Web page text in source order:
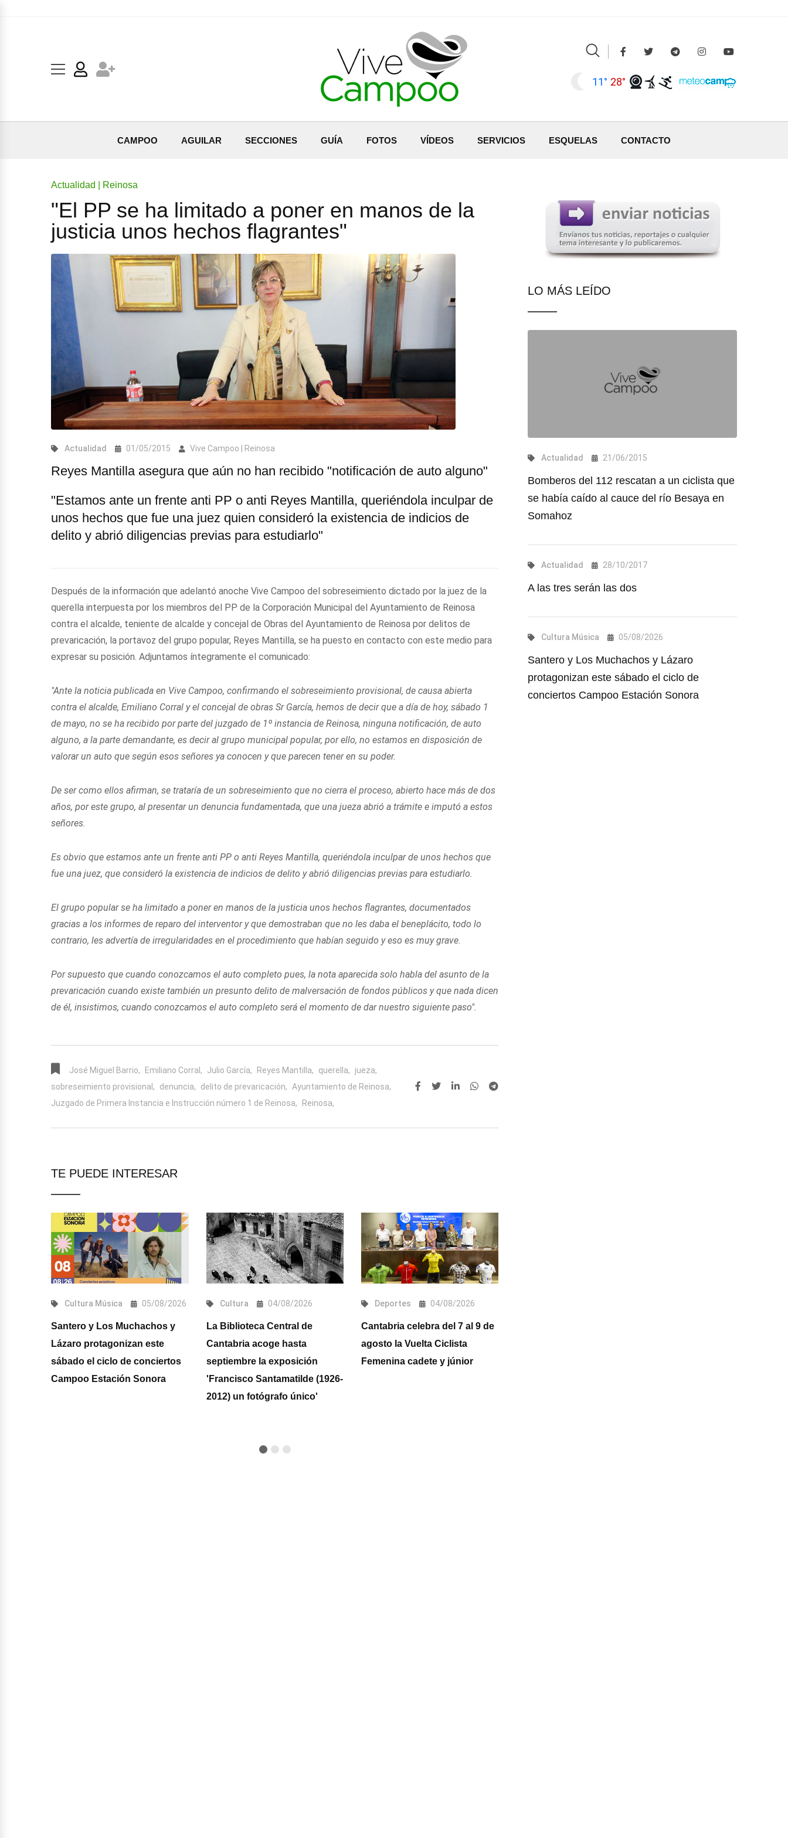
11° 28°
CAMPOO AGUILAR SECCIONES GUÍA FOTOS VÍDEOS SERVICIOS ESQUELAS CONTACTO
Actualidad | Reinosa
"El PP se ha limitado a poner en manos de la
justicia unos hechos flagrantes"
Actualidad 01/05/2015 Vive Campoo | Reinosa
Reyes Mantilla asegura que aún no han recibido "notificación de auto alguno"
"Estamos ante un frente anti PP o anti Reyes Mantilla, queriéndola inculpar de
unos hechos que fue una juez quien consideró la existencia de indicios de
delito y abrió diligencias previas para estudiarlo"
Después de la información que adelantó anoche Vive Campoo del sobreseimiento dictado por la juez de la
querella interpuesta por los miembros del PP de la Corporación Municipal del Ayuntamiento de Reinosa
contra el alcalde, teniente de alcalde y concejal de Obras del Ayuntamiento de Reinosa por delitos de
prevaricación, la portavoz del grupo popular, Reyes Mantilla, se ha puesto en contacto con este medio para
expresar su posición. Adjuntamos íntegramente el comunicado:
"Ante la noticia publicada en Vive Campoo, confirmando el sobreseimiento provisional, de causa abierta
contra el alcalde, Emiliano Corral y el concejal de obras Sr García, hemos de decir que a día de hoy, sábado 1
de mayo, no se ha recibido por parte del juzgado de 1º instancia de Reinosa, ninguna notificación, de auto
alguno, a la parte demandante, es decir al grupo municipal popular, por ello, no estamos en disposición de
valorar un auto que según esos señores ya conocen y que parecen tener en su poder.
De ser como ellos afirman, se trataría de un sobreseimiento que no cierra el proceso, abierto hace más de dos
años, por este grupo, al presentar un denuncia fundamentada, que una jueza abrió a trámite e imputó a estos
señores.
Es obvio que estamos ante un frente anti PP o anti Reyes Mantilla, queriéndola inculpar de unos hechos que
fue una juez, que consideró la existencia de indicios de delito y abrió diligencias previas para estudiarlo.
El grupo popular se ha limitado a poner en manos de la justicia unos hechos flagrantes, documentados
gracias a los informes de reparo del interventor y que demostraban que no les daba el beneplácito, todo lo
contrario, les advertía de irregularidades en el procedimiento que habían seguido y eso es muy grave.
Por supuesto que cuando conozcamos el auto completo pues, la nota aparecida solo habla del asunto de la
prevaricación cuando existe también un presunto delito de malversación de fondos públicos y que nada dicen
de él, insistimos, cuando conozcamos el auto completo será el momento de dar nuestro siguiente paso".
José Miguel Barrio, Emiliano Corral, Julio García, Reyes Mantilla, querella,
jueza,
sobreseimiento provisional,
denuncia, delito de prevaricación, Ayuntamiento de Reinosa,
Juzgado de Primera Instancia e Instrucción número 1 de Reinosa,
Reinosa,
TE PUEDE INTERESAR
Cultura Música 05/08/2026
Santero y Los Muchachos y
Lázaro protagonizan este
sábado el ciclo de conciertos
Campoo Estación Sonora
Cultura 04/08/2026
La Biblioteca Central de
Cantabria acoge hasta
septiembre la exposición
'Francisco Santamatilde (1926-
2012) un fotógrafo único'
Deportes 04/08/2026
Cantabria celebra del 7 al 9 de
agosto la Vuelta Ciclista
Femenina cadete y júnior
LO MÁS LEÍDO
Actualidad 21/06/2015
Bomberos del 112 rescatan a un ciclista que
se había caído al cauce del río Besaya en
Somahoz
Actualidad 28/10/2017
A las tres serán las dos
Cultura Música 05/08/2026
Santero y Los Muchachos y Lázaro
protagonizan este sábado el ciclo de
conciertos Campoo Estación Sonora